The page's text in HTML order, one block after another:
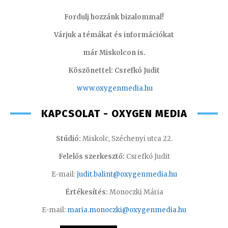
Fordulj hozzánk bizalommal!
Várjuk a témákat és információkat
már Miskolcon is.
Köszönettel: Csrefkó Judit
www.oxygenmedia.hu
KAPCSOLAT - OXYGEN MEDIA
Stúdió: Miskolc, Széchenyi utca 22.
Felelős szerkesztő: Csrefkó Judit
E-mail:judit.balint@oxygenmedia.hu
Értékesítés: Monoczki Mária
E-mail: maria.monoczki@oxygenmedia.hu